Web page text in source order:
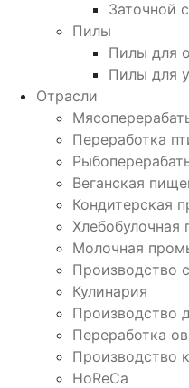
Заточной
Пилы
Пилы для
Пилы для
Отрасли
Переработка
Веганская
Кондитерская
Молочная
Производство
Кулинария
Производство
Переработка
Производство
HoReCa